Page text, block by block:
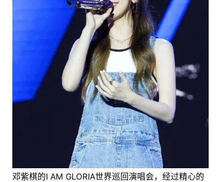
邓紫棋的I AM GLORIA世界巡回演唱会，经过精心的